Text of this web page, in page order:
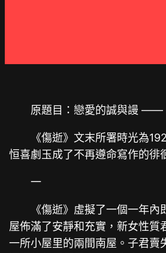
原題目：戀愛的誠與謾 ——
《傷逝》文末所署時光為
恒喜劇玉成了不再遵命寫作的徘
一
《傷逝》虛擬了一個一年
屋佈滿了安靜和充實，新女性
一所小屋里的兩間南屋。子君賣